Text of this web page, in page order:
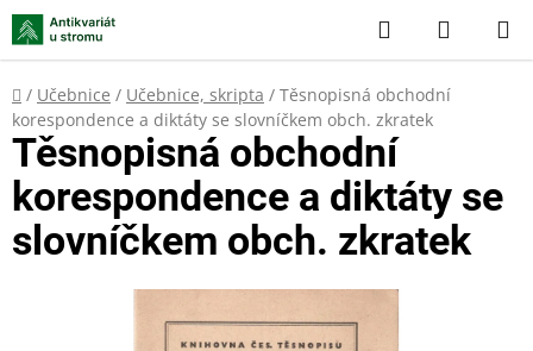
Přejít
na
obsah
Hledat
KOŠÍK
Domů
/ Učebnice / Učebnice, skripta / Těsnopisná obchodní
korespondence a diktáty se slovníčkem obch. zkratek
Těsnopisná obchodní
korespondence a diktáty se
slovníčkem obch. zkratek